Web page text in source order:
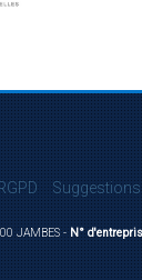
Suggestions
JAMBES -N°